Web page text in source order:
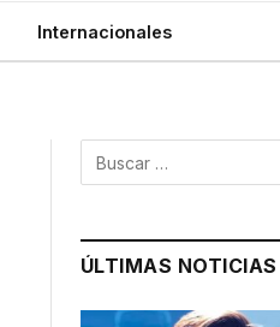
Internacionales
ÚLTIMAS NOTICIAS